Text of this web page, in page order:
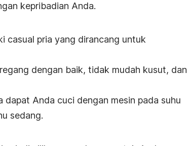
kepribadian Anda.
casual pria yang dirancang untuk
dengan baik, tidak mudah kusut, dan
Anda cuci dengan mesin pada suhu
sedang.